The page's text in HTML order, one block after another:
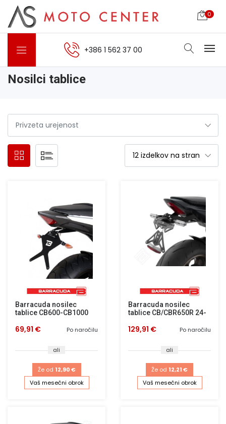
0
+386 1 562 37 00
Nosilci tablice
Barracuda nosilec
tablice CB600-CB1000
Po naročilu
69,91 €
ali
Že od 12,90 €
Vaš mesečni obrok
Barracuda nosilec
tablice CB/CBR650R 24-
Po naročilu
129,91 €
ali
Že od 12,21 €
Vaš mesečni obrok